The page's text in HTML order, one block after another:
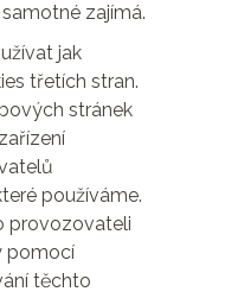
zajímá.
jak
třetích stran.
stránek
používáme.
provozovateli
pomocí
těchto